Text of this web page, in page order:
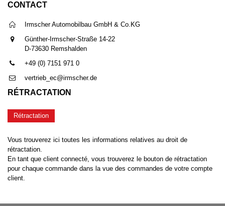
CONTACT
Irmscher Automobilbau GmbH & Co.KG
Günther-Irmscher-Straße 14-22
D-73630 Remshalden
+49 (0) 7151 971 0
vertrieb_ec@irmscher.de
RÉTRACTATION
Rétractation
Vous trouverez ici toutes les informations relatives au droit de
rétractation.
En tant que client connecté, vous trouverez le bouton de rétractation
pour chaque commande dans la vue des commandes de votre compte
client.